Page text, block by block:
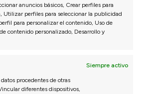
anuncios básicos, Crear perfiles para
Utilizar perfiles para seleccionar la publicidad
para personalizar el contenido, Uso de
contenido personalizado, Desarrollo y
Siempre activo
procedentes de otras
diferentes dispositivos,
27/07/2026
configuración que al